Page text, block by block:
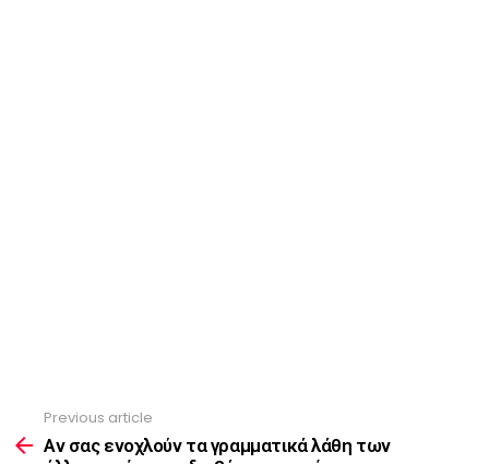
more
Previous article
Αν σας ενοχλούν τα γραμματικά λάθη των